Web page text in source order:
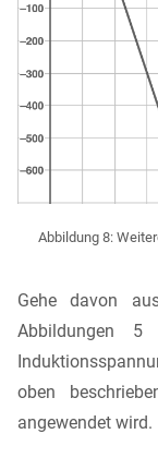
Abbildung 8:
Gehe davon
Abbildungen
oben
angewendet wird.